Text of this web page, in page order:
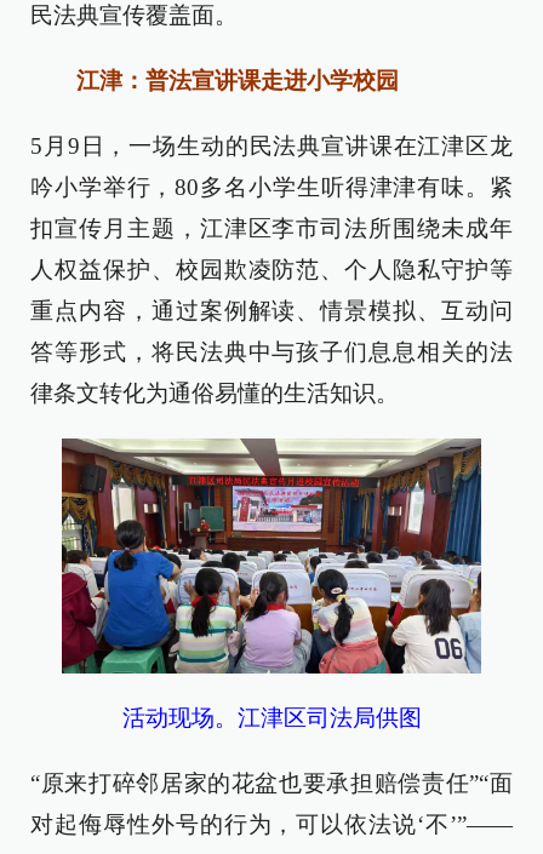
民法典宣传覆盖面。
江津：普法宣讲课走进小学校园
5月9日，一场生动的民法典宣讲课在江津区龙
吟小学举行，80多名小学生听得津津有味。紧
扣宣传月主题，江津区李市司法所围绕未成年
人权益保护、校园欺凌防范、个人隐私守护等
重点内容，通过案例解读、情景模拟、互动问
答等形式，将民法典中与孩子们息息相关的法
律条文转化为通俗易懂的生活知识。
活动现场。江津区司法局供图
“原来打碎邻居家的花盆也要承担赔偿责任”“面
对起侮辱性外号的行为，可以依法说‘不’”——